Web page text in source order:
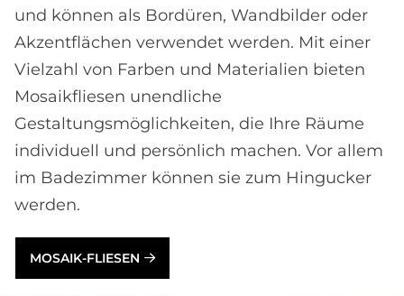
und können als Bordüren, Wandbilder oder
Akzentflächen verwendet werden. Mit einer
Vielzahl von Farben und Materialien bieten
Mosaikfliesen unendliche
Gestaltungsmöglichkeiten, die Ihre Räume
individuell und persönlich machen. Vor allem
im Badezimmer können sie zum Hingucker
werden.
MOSAIK-FLIESEN